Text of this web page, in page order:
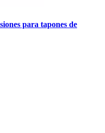
para tapones de